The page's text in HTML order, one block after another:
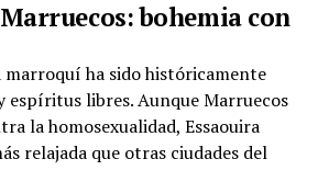
bohemia con
marroquí ha sido históricamente
espíritus libres. Aunque Marruecos
la homosexualidad, Essaouira
relajada que otras ciudades del